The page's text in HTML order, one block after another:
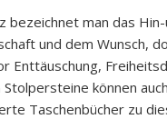
bezeichnet man das
und dem Wunsch,
Enttäuschung,
können
Taschenbücher zu